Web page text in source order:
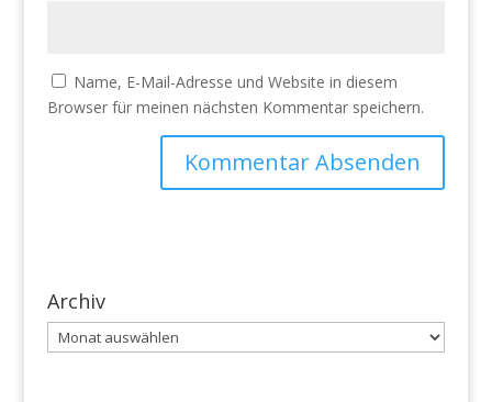
Name, E-Mail-Adresse und Website in diesem
Browser für meinen nächsten Kommentar speichern.
Archiv
Archiv